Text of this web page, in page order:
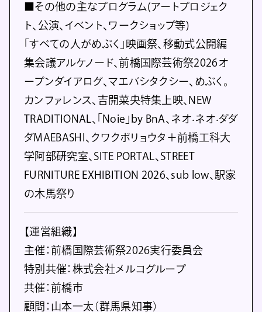
■その他の主なプログラム(アートプロジェク
ト、公演、イベント、ワークショップ等)
「すべての人がめぶく」映画祭、移動式公開編
集会議アルケノード、前橋国際芸術祭2026オ
ープンダイアログ、マエバシタクシー、めぶく。
カンファレンス、吉開菜央特集上映、NEW
TRADITIONAL、「Noie」by BnA、ネオ‧ネオ‧ダダ
ダMAEBASHI、クワクボリョウタ＋前橋工科⼤
学阿部研究室、SITE PORTAL、STREET
FURNITURE EXHIBITION 2026、sub low、駅家
の木⾺祭り
【運営組織】
主催：前橋国際芸術祭2026実⾏委員会
特別共催：株式会社メルコグループ
共催：前橋市
顧問：山本⼀太（群⾺県知事）